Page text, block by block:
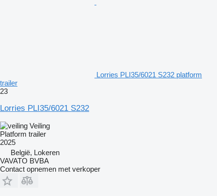
Lorries PLI35/6021 S232 platform
trailer
23
Lorries PLI35/6021 S232
Veiling
Platform trailer
2025
België, Lokeren
VAVATO BVBA
Contact opnemen met verkoper